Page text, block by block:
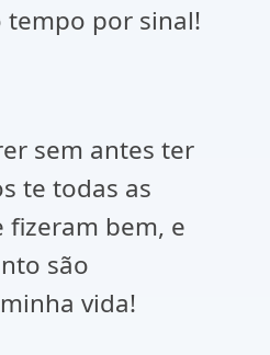
tempo por sinal!
sem antes ter
te todas as
fizeram bem, e
são
vida!